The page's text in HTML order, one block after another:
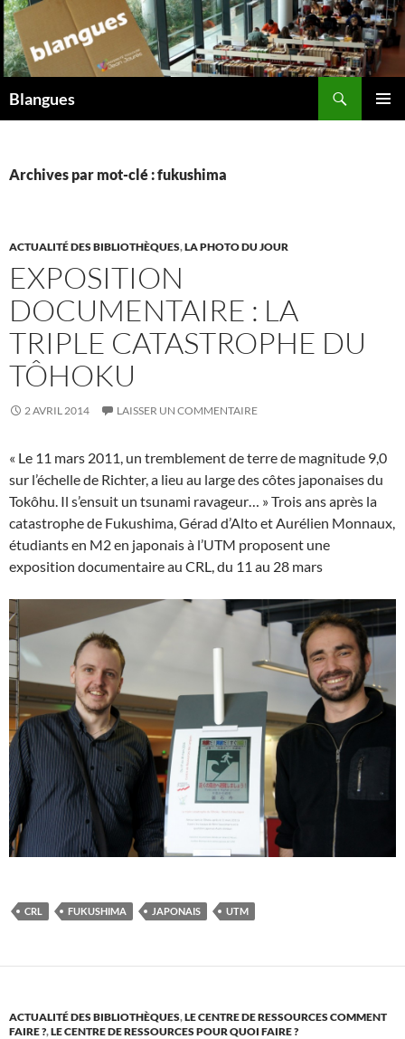
Aller
au
contenu
Blangues
Archives par mot-clé : fukushima
ACTUALITÉ DES BIBLIOTHÈQUES,LA PHOTO DU JOUR
EXPOSITION
DOCUMENTAIRE : LA
TRIPLE CATASTROPHE DU
TÔHOKU
2 AVRIL 2014 LAISSER UN COMMENTAIRE
« Le 11 mars 2011, un tremblement de terre de magnitude 9,0
sur l’échelle de Richter, a lieu au large des côtes japonaises du
Tokôhu. Il s’ensuit un tsunami ravageur… » Trois ans après la
catastrophe de Fukushima, Gérad d’Alto et Aurélien Monnaux,
étudiants en M2 en japonais à l’UTM proposent une
exposition documentaire au CRL, du 11 au 28 mars
CRL FUKUSHIMA JAPONAIS UTM
ACTUALITÉ DES BIBLIOTHÈQUES,LE CENTRE DE RESSOURCES COMMENT
FAIRE ?,LE CENTRE DE RESSOURCES POUR QUOI FAIRE ?